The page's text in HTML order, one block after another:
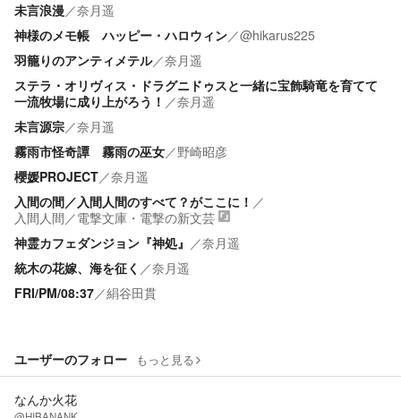
未言浪漫／奈月遥
神様のメモ帳 ハッピー・ハロウィン／@hikarus225
羽籠りのアンティメテル／奈月遥
ステラ・オリヴィス・ドラグニドゥスと一緒に宝飾騎竜を育てて
一流牧場に成り上がろう！ ／奈月遥
未言源宗／奈月遥
霧雨市怪奇譚 霧雨の巫女／野崎昭彦
櫻媛PROJECT／奈月遥
入間の間／入間人間のすべて？がここに！ ／
入間人間／電撃文庫・電撃の新文芸
神霊カフェダンジョン『神処』 ／奈月遥
統木の花嫁、海を征く ／奈月遥
FRI/PM/08:37／絹谷田貫
ユーザーのフォロー もっと見る
なんか火花